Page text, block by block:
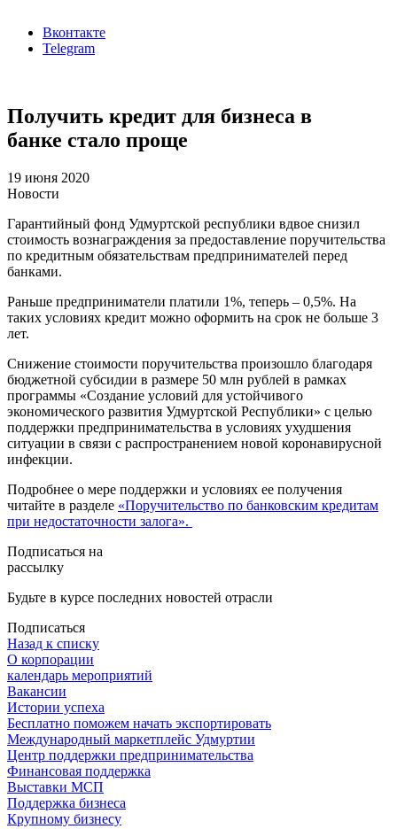
Вконтакте
Telegram
Получить кредит для бизнеса в
банке стало проще
19 июня 2020
Новости
Гарантийный фонд Удмуртской республики вдвое снизил
стоимость вознаграждения за предоставление поручительства
по кредитным обязательствам предпринимателей перед
банками.
Раньше предприниматели платили 1%, теперь – 0,5%. На
таких условиях кредит можно оформить на срок не больше 3
лет.
Снижение стоимости поручительства произошло благодаря
бюджетной субсидии в размере 50 млн рублей в рамках
программы «Создание условий для устойчивого
экономического развития Удмуртской Республики» с целью
поддержки предпринимательства в условиях ухудшения
ситуации в связи с распространением новой коронавирусной
инфекции.
Подробнее о мере поддержки и условиях ее получения
читайте в разделе «Поручительство по банковским кредитам
при недостаточности залога».
Подписаться на
рассылку
Будьте в курсе последних новостей отрасли
Подписаться
Назад к списку
О корпорации
календарь мероприятий
Вакансии
Истории успеха
Бесплатно поможем начать экспортировать
Международный маркетплейс Удмуртии
Центр поддержки предпринимательства
Финансовая поддержка
Выставки МСП
Поддержка бизнеса
Крупному бизнесу